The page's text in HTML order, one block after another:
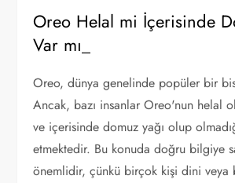
Oreo Helal mi İçerisinde
Var mı_
Oreo, dünya genelinde popüler bir
Ancak, bazı insanlar Oreo'nun helal
ve içerisinde domuz yağı olup
etmektedir. Bu konuda doğru bilgiye
önemlidir, çünkü birçok kişi dini veya